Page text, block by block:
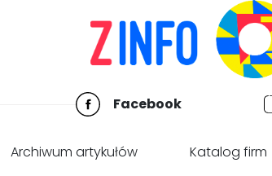
Facebook
Archiwum artykułów Katalog firm